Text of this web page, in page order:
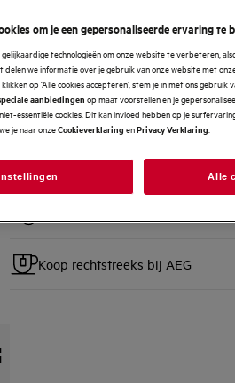
Thuislevering op afspraak
Installatie van vrijstaande
Koop rechtstreeks bij AEG
om je een gepersonaliseerde ervaring te
technologieën om onze website te verbeteren,
we informatie over je gebruik van onze website met
op ‘Alle cookies accepteren’, stem je in met ons gebruik
aanbiedingenop maat voorstellen en je
essentiële cookies. Dit kan invloed hebben op je
je naar onzeCookieverklaring enPrivacy Verklaring
Alle